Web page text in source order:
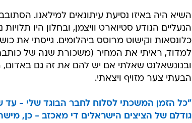
השיא היה באיזו נסיעת עיתונאים למילאנו.
הנעליים הנודע סטיוארט וויצמן, ובחלון היו
כלונסאות וקישוט מרוסס ביהלומים. גייסתי את
למדוד, ראיתי את המחיר (משכורת שנה של
ובנונשאלנט שאלתי אם יש להם את זה גם
הבעתי צער מזויף ויצאתי.
"כל הזמן המשכתי לסלוח לחבר הבוגד שלי -
גודלם של הציצים הישראלים די מאכזב - כן,